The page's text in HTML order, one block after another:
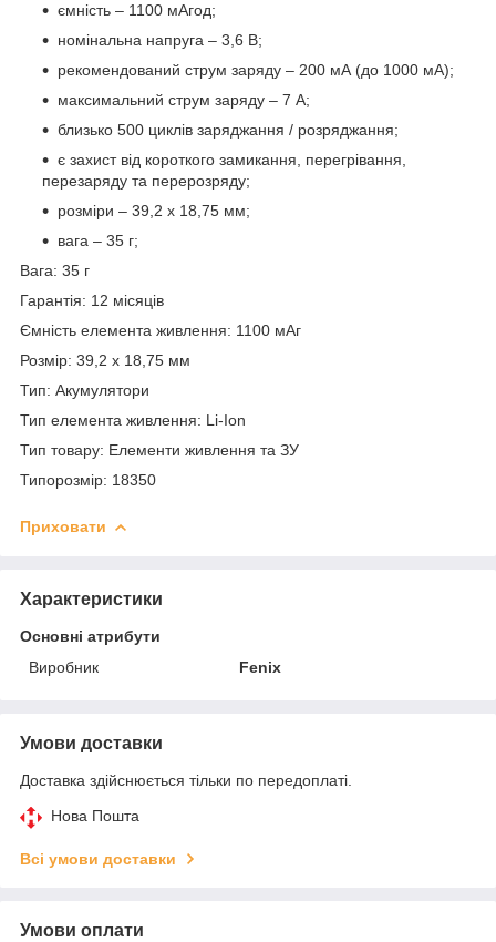
ємність – 1100 мАгод;
номінальна напруга – 3,6 В;
рекомендований струм заряду – 200 мА (до 1000 мА);
максимальний струм заряду – 7 А;
близько 500 циклів заряджання / розряджання;
є захист від короткого замикання, перегрівання,
перезаряду та перерозряду;
розміри – 39,2 х 18,75 мм;
вага – 35 г;
Вага: 35 г
Гарантія: 12 місяців
Ємність елемента живлення: 1100 мАг
Розмір: 39,2 х 18,75 мм
Тип: Акумулятори
Тип елемента живлення: Li-Ion
Тип товару: Елементи живлення та ЗУ
Типорозмір: 18350
Приховати
Характеристики
Основні атрибути
Виробник
Fenix
Умови доставки
Доставка здійснюється тільки по передоплаті.
Нова Пошта
Всі умови доставки
Умови оплати